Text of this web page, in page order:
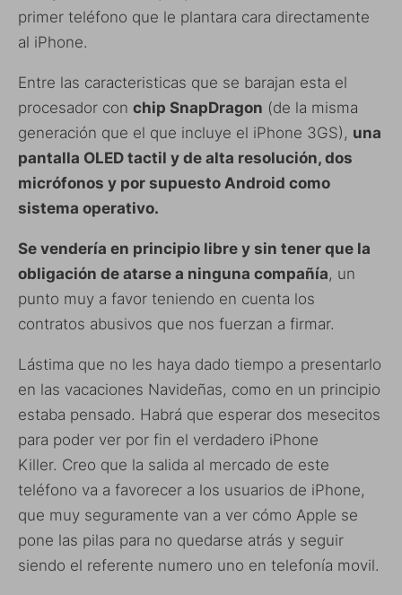
primer teléfono que le plantara cara directamente
al iPhone.
Entre las caracteristicas que se barajan esta el
procesador con chip SnapDragon (de la misma
generación que el que incluye el iPhone 3GS), una
pantalla OLED tactil y de alta resolución, dos
micrófonos y por supuesto Android como
sistema operativo.
Se vendería en principio libre y sin tener que la
obligación de atarse a ninguna compañía, un
punto muy a favor teniendo en cuenta los
contratos abusivos que nos fuerzan a firmar.
Lástima que no les haya dado tiempo a presentarlo
en las vacaciones Navideñas, como en un principio
estaba pensado. Habrá que esperar dos mesecitos
para poder ver por fin el verdadero iPhone
Killer. Creo que la salida al mercado de este
teléfono va a favorecer a los usuarios de iPhone,
que muy seguramente van a ver cómo Apple se
pone las pilas para no quedarse atrás y seguir
siendo el referente numero uno en telefonía movil.